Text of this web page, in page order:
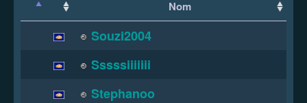
Nom
Souzi2004
Sssssiiiiiii
Stephanoo